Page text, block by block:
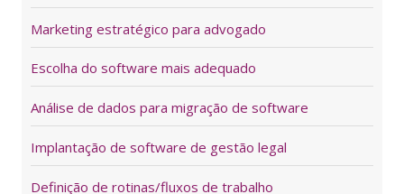
Marketing estratégico para advogado
Escolha do software mais adequado
Análise de dados para migração de software
Implantação de software de gestão legal
Definição de rotinas/fluxos de trabalho